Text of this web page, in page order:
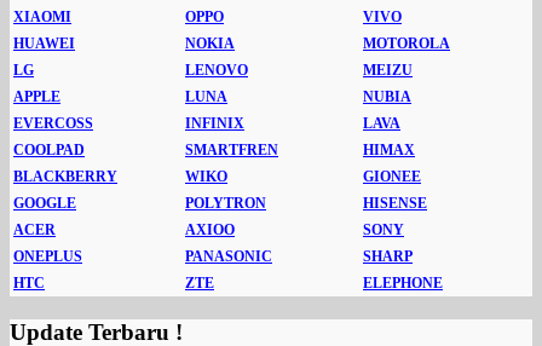
XIAOMI
OPPO
VIVO
HUAWEI
NOKIA
MOTOROLA
LG
LENOVO
MEIZU
APPLE
LUNA
NUBIA
EVERCOSS
INFINIX
LAVA
COOLPAD
SMARTFREN
HIMAX
BLACKBERRY
WIKO
GIONEE
GOOGLE
POLYTRON
HISENSE
ACER
AXIOO
SONY
ONEPLUS
PANASONIC
SHARP
HTC
ZTE ELEPHONE
Update Terbaru !